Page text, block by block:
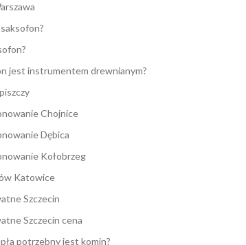
jest instrumentem drewnianym?
Chojnice
Dębica
Kołobrzeg
Katowice
Szczecin
Szczecin cena
potrzebny jest komin?